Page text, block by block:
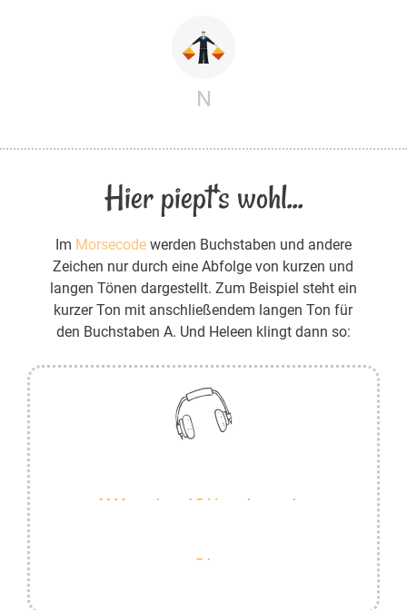
N
Hier piept's wohl...
Im Morsecodewerden Buchstaben und andere
Zeichen nur durch eine Abfolge von kurzen und
langen Tönen dargestellt. Zum Beispiel steht ein
kurzer Ton mit anschließendem langen Ton für
den Buchstaben A. Und Heleen klingt dann so: